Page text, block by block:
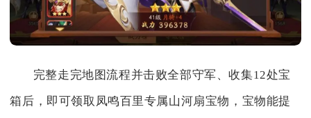
完整走完地图流程并击败全部守军、收集12处宝
箱后，即可领取凤鸣百里专属山河扇宝物，宝物能提